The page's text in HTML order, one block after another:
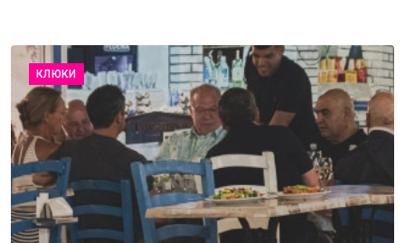
КЛЮКИ